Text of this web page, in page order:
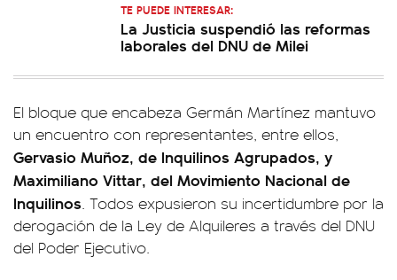
TE PUEDE INTERESAR:
La Justicia suspendió las reformas
laborales del DNU de Milei
El bloque que encabeza Germán Martínez mantuvo
un encuentro con representantes, entre ellos,
Gervasio Muñoz, de Inquilinos Agrupados, y
Maximiliano Vittar, del Movimiento Nacional de
Inquilinos. Todos expusieron su incertidumbre por la
derogación de la Ley de Alquileres a través del DNU
del Poder Ejecutivo.